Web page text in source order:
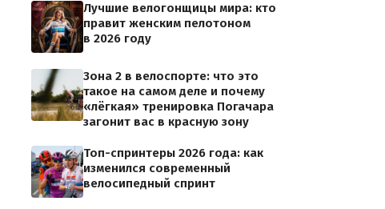
Лучшие велогонщицы мира: кто
правит женским пелотоном
в 2026 году
Зона 2 в велоспорте: что это
такое на самом деле и почему
«лёгкая» тренировка Погачара
загонит вас в красную зону
Топ-спринтеры 2026 года: как
изменился современный
велосипедный спринт